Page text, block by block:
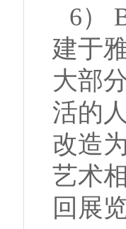
6）
建于
大部
活的
改造
艺术
回展